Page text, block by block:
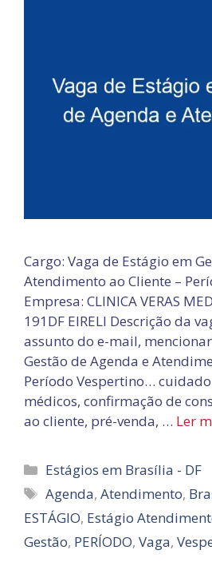
Cargo: Vaga de Estágio em
Atendimento ao Cliente –
Empresa: CLINICA VERAS
191DF EIRELI Descrição da
assunto do e-mail,
Gestão de Agenda e
Período Vespertino…
médicos, confirmação de
ao cliente, pré-venda, … Ler
Categorias
Estágios em Brasília - DF
Tags
Agenda,Atendimento,
ESTÁGIO, Estágio
Gestão, PERÍODO, Vaga,